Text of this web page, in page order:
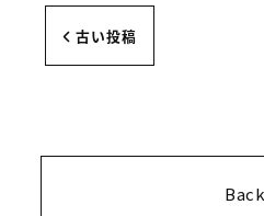
古い投稿
Back